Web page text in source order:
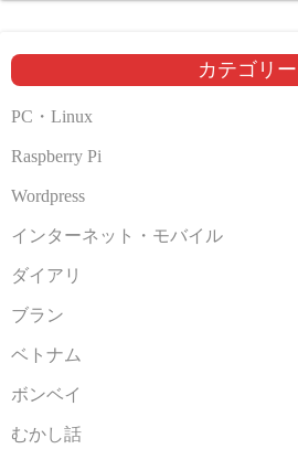
ブ
カテゴリー
PC・Linux
Raspberry Pi
Wordpress
インターネット・モバイル
ダイアリ
ブラン
ベトナム
ボンベイ
むかし話